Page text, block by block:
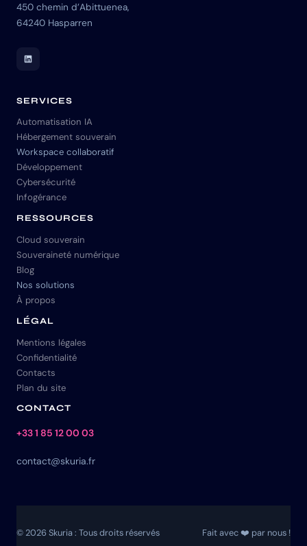
450 chemin d’Abittuenea,
64240 Hasparren
LinkedIn Skuria
SERVICES
Automatisation IA
Hébergement souverain
Workspace collaboratif
Développement
Cybersécurité
Infogérance
RESSOURCES
Cloud souverain
Souveraineté numérique
Blog
Nos solutions
À propos
LÉGAL
Mentions légales
Confidentialité
Contacts
Plan du site
CONTACT
+33 1 85 12 00 03
contact@skuria.fr
© 2026 Skuria : Tous droits réservés Fait avec ❤️ par nous !